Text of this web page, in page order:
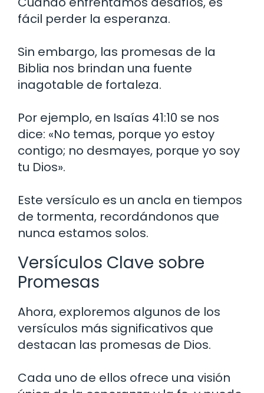
fácil perder la esperanza.
Sin embargo, las promesas de la
Biblia nos brindan una fuente
inagotable de fortaleza.
Por ejemplo, en Isaías 41:10 se nos
dice: «No temas, porque yo estoy
contigo; no desmayes, porque yo soy
tu Dios».
Este versículo es un ancla en tiempos
de tormenta, recordándonos que
nunca estamos solos.
Versículos Clave sobre
Promesas
Ahora, exploremos algunos de los
versículos más significativos que
destacan las promesas de Dios.
Cada uno de ellos ofrece una visión